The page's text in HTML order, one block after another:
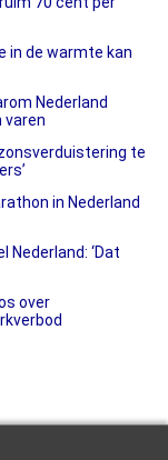
in de warmte kan
Nederland
varen
te
in Nederland
Nederland: ‘Dat
over